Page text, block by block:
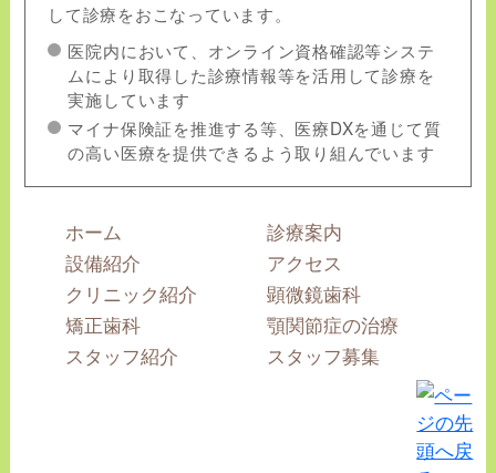
して診療をおこなっています。
医院内において、オンライン資格確認等システ
ムにより取得した診療情報等を活用して診療を
実施しています
マイナ保険証を推進する等、医療DXを通じて質
の高い医療を提供できるよう取り組んでいます
ホーム
診療案内
設備紹介
アクセス
クリニック紹介
顕微鏡歯科
矯正歯科
顎関節症の治療
スタッフ紹介
スタッフ募集